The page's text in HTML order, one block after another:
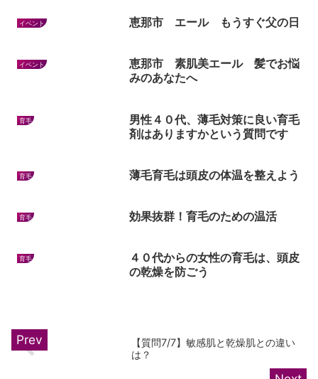
イベント 恵那市 エール もうすぐ父の日
イベント
恵那市 素肌美エール 髪でお悩
みのあなたへ
育毛
男性４０代、薄毛対策に良い育毛
剤はありますかという質問です
育毛 薄毛育毛は頭皮の体温を整えよう
育毛 効果抜群！育毛のための温活
育毛
４０代からの女性の育毛は、頭皮
の乾燥を防ごう
【質問7/7】敏感肌と乾燥肌との違い
は？